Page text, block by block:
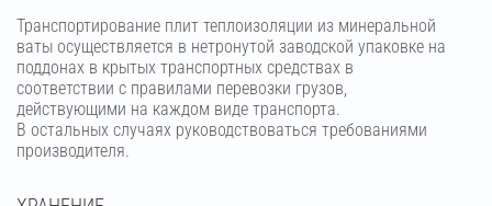
Транспортирование плит теплоизоляции из минеральной
ваты осуществляется в нетронутой заводской упаковке на
поддонах в крытых транспортных средствах в
соответствии с правилами перевозки грузов,
действующими на каждом виде транспорта.
В остальных случаях руководствоваться требованиями
производителя.